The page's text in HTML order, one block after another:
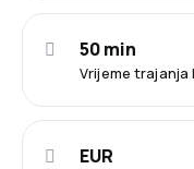
Vrijeme trajanja
50 min
EUR